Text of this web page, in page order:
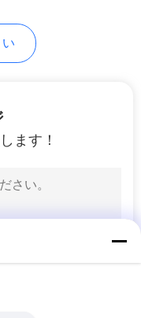
単位
ます！